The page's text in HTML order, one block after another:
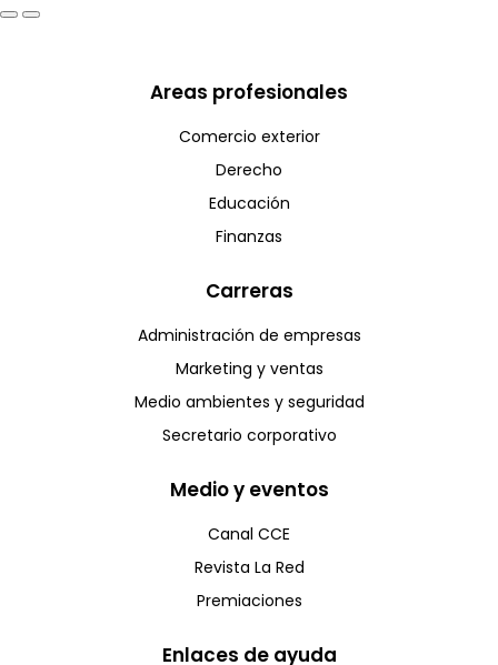
Areas profesionales
Comercio exterior
Derecho
Educación
Finanzas
Carreras
Administración de empresas
Marketing y ventas
Medio ambientes y seguridad
Secretario corporativo
Medio y eventos
Canal CCE
Revista La Red
Premiaciones
Enlaces de ayuda